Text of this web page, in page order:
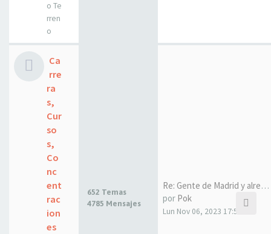
o Te
rren
o
Ca
rre
ra
s,
Cur
so
s,
Co
nc
ent
rac
ion
es
652 Temas
4785 Mensajes
Re: Gente de Madrid y alreded…
por Pok
Lun Nov 06, 2023 17:53